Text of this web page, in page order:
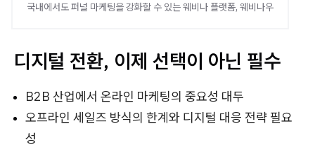
국내에서도 퍼널 마케팅을 강화할 수 있는 웨비나 플랫폼, 웨비나우
디지털 전환, 이제 선택이 아닌 필수
B2B 산업에서 온라인 마케팅의 중요성 대두
오프라인 세일즈 방식의 한계와 디지털 대응 전략 필요
성